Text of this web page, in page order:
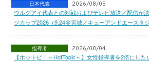
日本代表 2026/08/05
ウルグアイ代表との対戦およびテレビ放送／配信
ジカップ2026（9.24＠宮城／キューアンドエースタ
指導者 2026/08/04
【ホットピ！～HotTopic～】女性指導者を2倍にし